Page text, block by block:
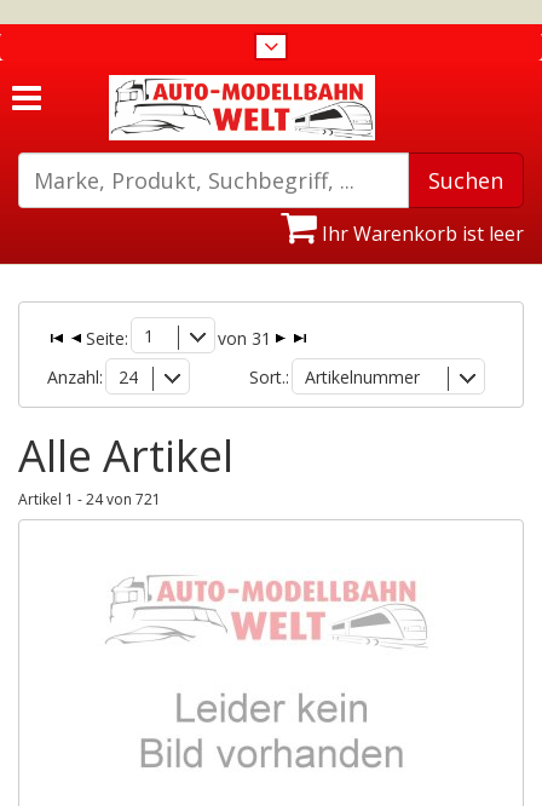
Ihr Warenkorb ist leer
Seite: 1
von 31
Anzahl:
24 Sort.: Artikelnummer
Alle Artikel
Artikel 1 - 24 von 721